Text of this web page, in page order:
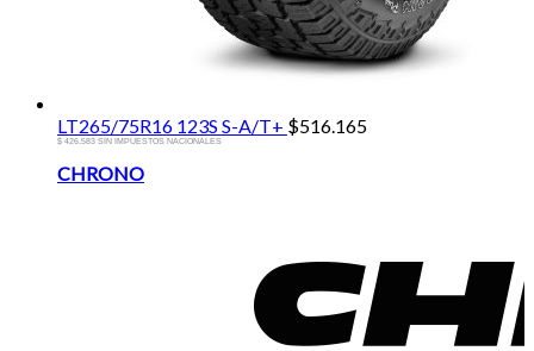
LT265/75R16 123S S-A/T+ $516.165
$ 426.583 SIN IMPUESTOS NACIONALES
Brands
CHRONO